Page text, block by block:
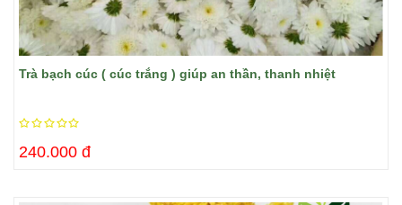
Trà bạch cúc ( cúc trắng ) giúp an thần, thanh nhiệt
240.000 đ